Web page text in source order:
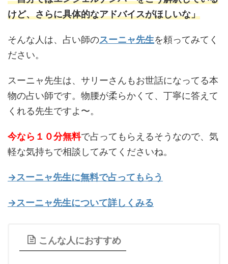
けど、さらに具体的なアドバイスがほしいな」
そんな人は、占い師のスーニャ先生を頼ってみてく
ださい。
スーニャ先生は、サリーさんもお世話になってる本
物の占い師です。物腰が柔らかくて、丁寧に答えて
くれる先生ですよ〜。
今なら１０分無料で占ってもらえるそうなので、気
軽な気持ちで相談してみてくださいね。
→スーニャ先生に無料で占ってもらう
→スーニャ先生について詳しくみる
こんな人におすすめ